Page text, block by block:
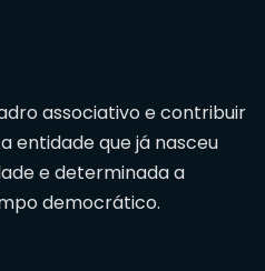
associativo e contribuir
entidade que já nasceu
e determinada a
democrático.